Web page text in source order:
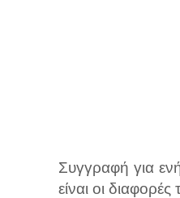
Συγγραφή για
είναι οι διαφορές